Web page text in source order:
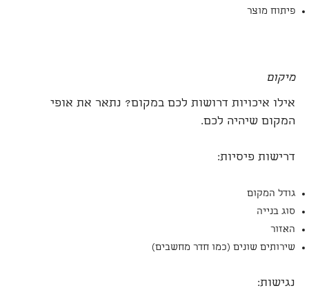
פיתוח מוצר
מיקום
אילו איכויות דרושות לכם במקום? נתאר את אופי
המקום שיהיה לכם.
דרישות פיסיות:
גודל המקום
סוג בנייה
האזור
שירותים שונים (כמו חדר מחשבים)
נגישות: